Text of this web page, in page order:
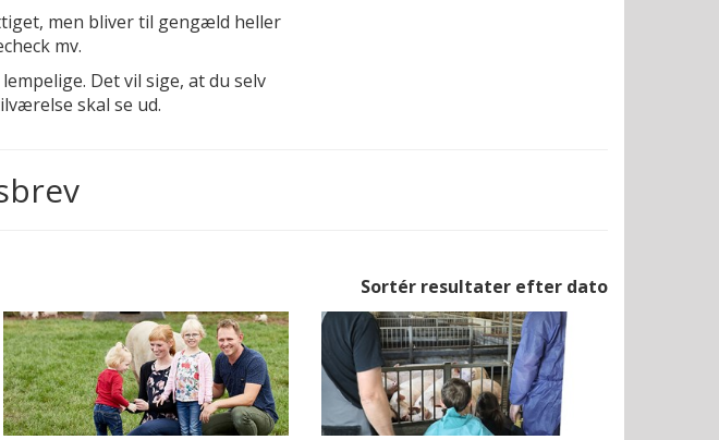
men bliver til gengæld heller
mv.
Det vil sige, at du selv
skal se ud.
Sortér resultater efter dato